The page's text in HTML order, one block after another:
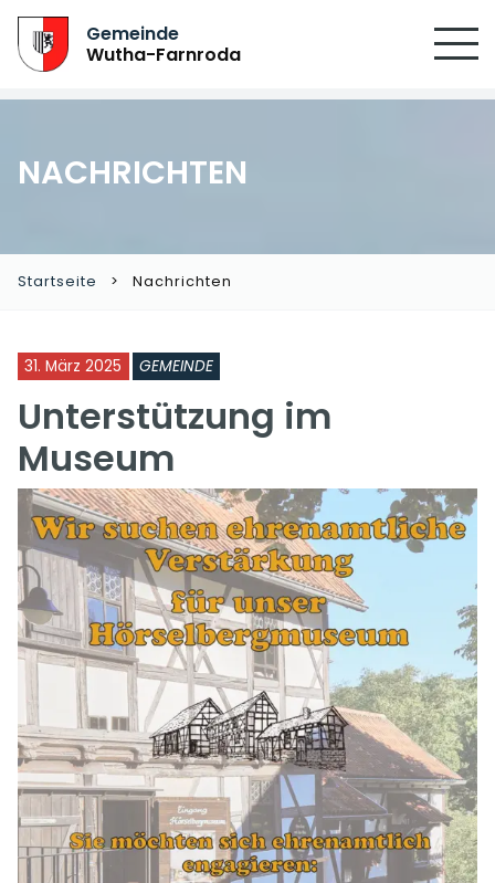
Gemeinde
Wutha-Farnroda
NACHRICHTEN
Startseite Nachrichten
31. März 2025 GEMEINDE
Unterstützung im
Museum